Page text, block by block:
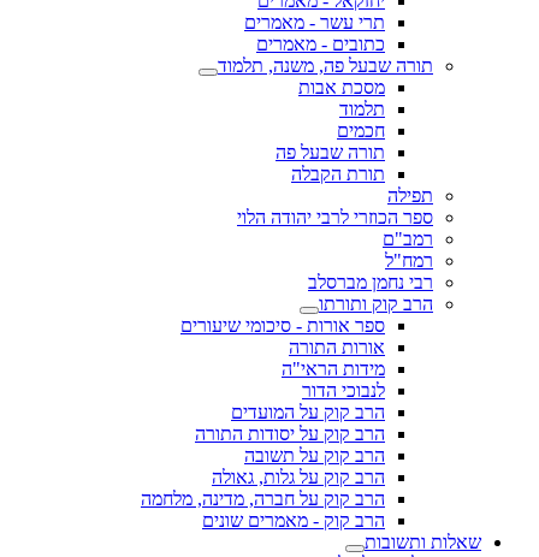
תרי עשר - מאמרים
כתובים - מאמרים
תורה שבעל פה, משנה, תלמוד
מסכת אבות
תלמוד
חכמים
תורה שבעל פה
תורת הקבלה
תפילה
ספר הכוזרי לרבי יהודה הלוי
רמב"ם
רמח"ל
רבי נחמן מברסלב
הרב קוק ותורתו
ספר אורות - סיכומי שיעורים
אורות התורה
מידות הראי"ה
לנבוכי הדור
הרב קוק על המועדים
הרב קוק על יסודות התורה
הרב קוק על תשובה
הרב קוק על גלות, גאולה
הרב קוק על חברה, מדינה, מלחמה
הרב קוק - מאמרים שונים
שאלות ותשובות